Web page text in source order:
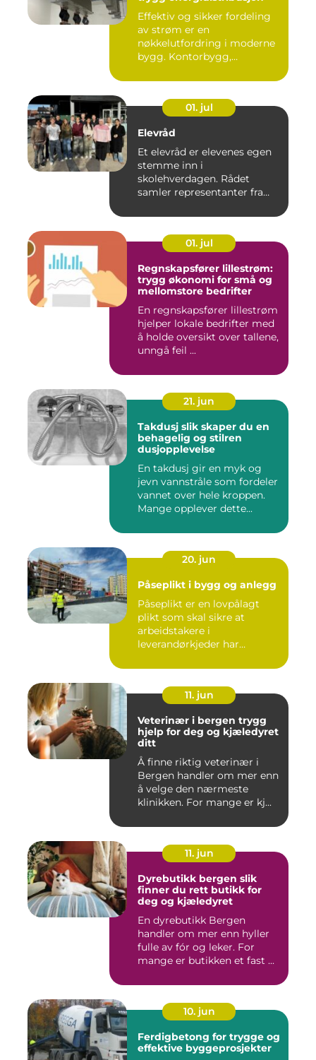
Effektiv og sikker fordeling
av strøm er en
nøkkelutfordring i moderne
bygg. Kontorbygg,
01. jul
Elevråd
Et elevråd er elevenes egen
stemme inn i
skolehverdagen. Rådet
samler representanter fra
01. jul
Regnskapsfører lillestrøm:
trygg økonomi for små og
mellomstore bedrifter
En regnskapsfører lillestrøm
hjelper lokale bedrifter med
å holde oversikt over tallene,
unngå feil ...
21. jun
Takdusj slik skaper du en
behagelig og stilren
dusjopplevelse
En takdusj gir en myk og
jevn vannstråle som fordeler
vannet over hele kroppen.
Mange opplever dette...
20. jun
Påseplikt i bygg og anlegg
Påseplikt er en lovpålagt
plikt som skal sikre at
arbeidstakere i
leverandørkjeder har
11. jun
Veterinær i bergen trygg
hjelp for deg og kjæledyret
ditt
Å finne riktig veterinær i
Bergen handler om mer enn
å velge den nærmeste
klinikken. For mange er kj...
11. jun
Dyrebutikk bergen slik
finner du rett butikk for
deg og kjæledyret
En dyrebutikk Bergen
handler om mer enn hyller
fulle av fór og leker. For
mange er butikken et fast ...
10. jun
Ferdigbetong for trygge og
effektive byggeprosjekter